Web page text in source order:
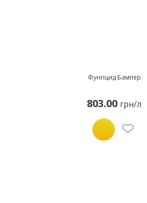
Фунгіцид Бампер
803.00 грн/л